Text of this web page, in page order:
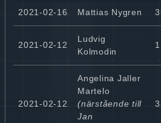
2021-02-16 Mattias Nygren
2021-02-12
Ludvig
Kolmodin
2021-02-12
Angelina Jaller
Martelo
(närstående till
Jan